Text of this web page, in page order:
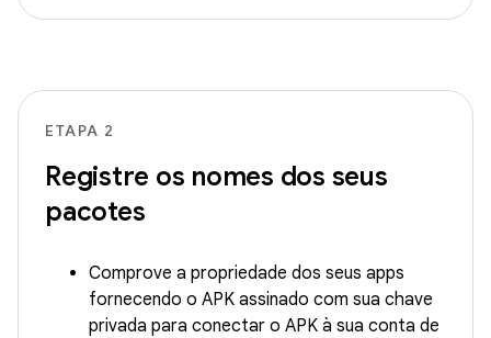
ETAPA 2
Registre os nomes dos seus
pacotes
Comprove a propriedade dos seus apps
fornecendo o APK assinado com sua chave
privada para conectar o APK à sua conta de